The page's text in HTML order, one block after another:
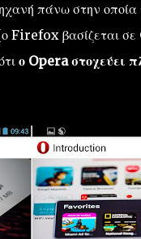
πάνω στην οποία
Firefox βασίζεται σε
ο Opera στοχεύει